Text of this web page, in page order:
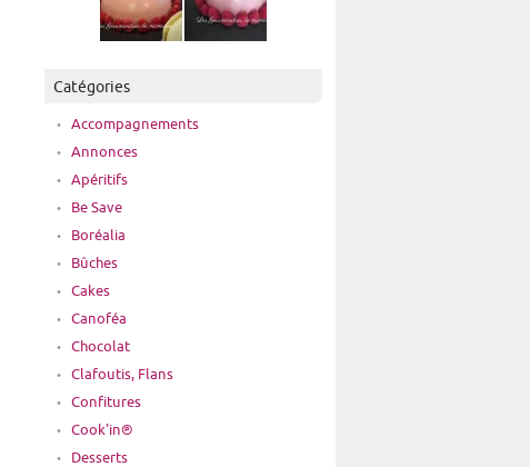
Catégories
Accompagnements
Annonces
Apéritifs
Be Save
Boréalia
Bûches
Cakes
Canoféa
Chocolat
Clafoutis, Flans
Confitures
Cook'in®
Desserts